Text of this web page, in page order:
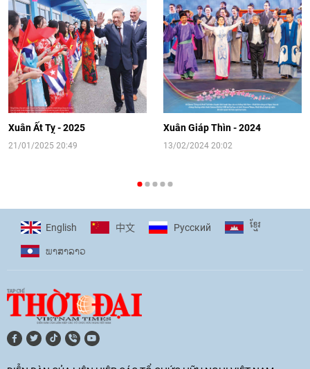
Video: Cơ hội giao lưu quốc tế cho học
sinh Việt Nam tại trại hè Artek
14:41|12/06/2026
[Video] Đối ngoại nhân dân Thủ đô
hướng tới kết nối hiệu quả nguồn lực
người Việt Nam ở nước ngoài
16:58|10/06/2026
cùng thanh thiếu nhi tiên phong ứng
phó với biến đổi khí hậu
17:07|09/06/2026
[Video] Lào dành ưu tiên hàng đầu cho
quan hệ với Việt Nam
11:01 |09/06/2026
Xuân Ất Tỵ - 2025
21/01/2025 20:49
Xuân Giáp Thìn - 2024
13/02/2024 20:02
English 中文 Pусский ខ្មែរ
ພາ​ສາ​ລາວ